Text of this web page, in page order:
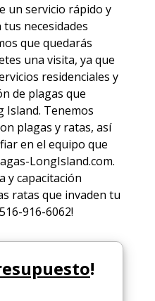
un servicio rápido y
necesidades
que quedarás
una visita, ya que
residenciales y
de plagas que
Island. Tenemos
plagas y ratas, así
en el equipo que
LongIsland.com.
y capacitación
ratas que invaden tu
916-6062!
!